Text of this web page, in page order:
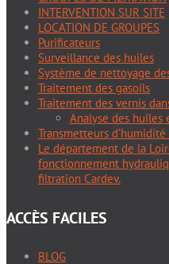
INTERVENTION SUR SITE
LOCATION DE GROUPES
Purificateurs
Surveillance des huiles
Système de nettoyage
Traitement des gasoils
Traitement des vernis
Analyse des huiles
Transmetteurs d’humidité
Le département de la
fonctionnement
filtration Cardev.
ACCÈS FACILES
BLOG